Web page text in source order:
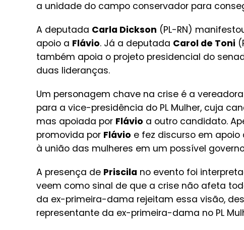
a unidade do campo conservador para
A deputada Carla Dickson (PL-RN)
apoio a Flávio. Já a deputada Carol de Toni
também apoia o projeto presidencial do
duas lideranças.
Um personagem chave na crise é a vereadora
para a vice-presidência do PL Mulher, cuja
mas apoiada por Flávio a outro candidato.
promovida por Flávio e fez discurso em
à união das mulheres em um possível
A presença de Priscila no evento foi
veem como sinal de que a crise não afeta
da ex-primeira-dama rejeitam essa visão,
representante da ex-primeira-dama no PL